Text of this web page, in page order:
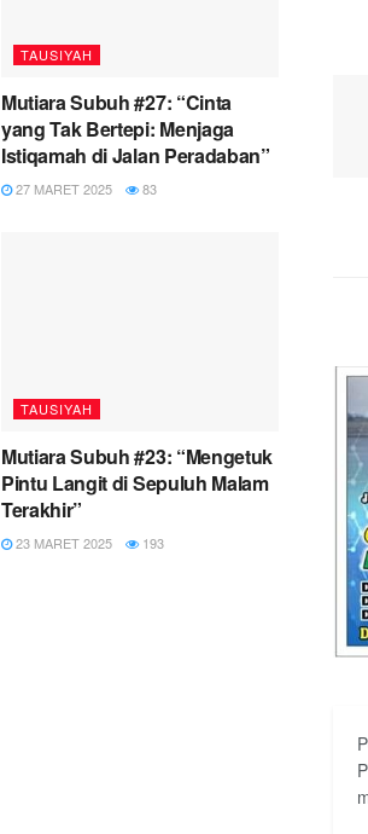
TAUSIYAH
Mutiara Subuh #27: “Cinta
yang Tak Bertepi: Menjaga
Istiqamah di Jalan Peradaban”
27 MARET 2025 83
TAUSIYAH
Mutiara Subuh #23: “Mengetuk
Pintu Langit di Sepuluh Malam
Terakhir”
23 MARET 2025 193